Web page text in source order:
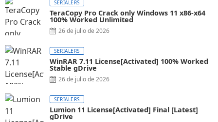
SERIALERS
TeraCopy Pro Crack only Windows 11 x86-x64
100% Worked Unlimited
26 de julio de 2026
SERIALERS
WinRAR 7.11 License[Activated] 100% Worked
Stable gDrive
26 de julio de 2026
SERIALERS
Lumion 11 License[Activated] Final [Latest]
gDrive